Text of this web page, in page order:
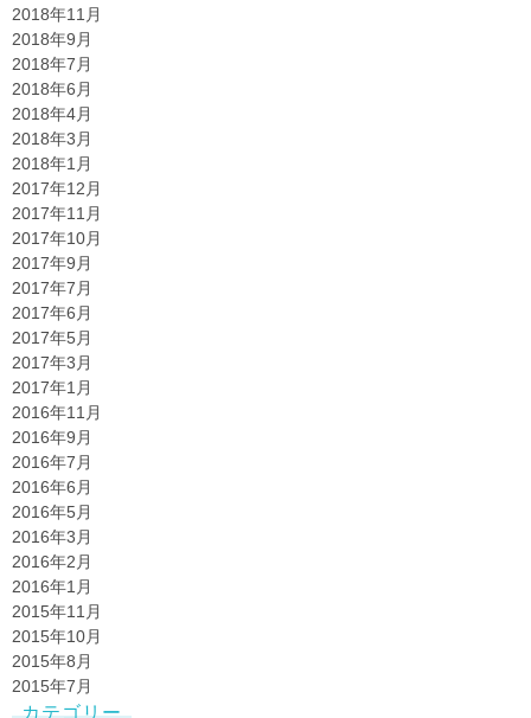
2018年11月
2018年9月
2018年7月
2018年6月
2018年4月
2018年3月
2018年1月
2017年12月
2017年11月
2017年10月
2017年9月
2017年7月
2017年6月
2017年5月
2017年3月
2017年1月
2016年11月
2016年9月
2016年7月
2016年6月
2016年5月
2016年3月
2016年2月
2016年1月
2015年11月
2015年10月
2015年8月
2015年7月
カテゴリー